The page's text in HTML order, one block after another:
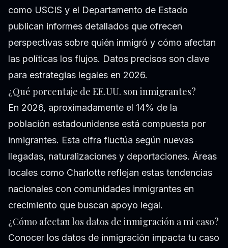
como USCIS y el Departamento de Estado
publican informes detallados que ofrecen
perspectivas sobre quién inmigró y cómo afectan
las políticas los flujos. Datos precisos son clave
para estrategias legales en 2026.
¿Qué porcentaje de EE.UU. son inmigrantes?
En 2026, aproximadamente el 14% de la
población estadounidense está compuesta por
inmigrantes. Esta cifra fluctúa según nuevas
llegadas, naturalizaciones y deportaciones. Áreas
locales como Charlotte reflejan estas tendencias
nacionales con comunidades inmigrantes en
crecimiento que buscan apoyo legal.
¿Cómo afectan los datos de inmigración a mi caso?
Conocer los datos de inmigración impacta tu caso